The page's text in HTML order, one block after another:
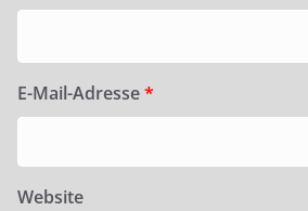
E-Mail-Adresse*
Website